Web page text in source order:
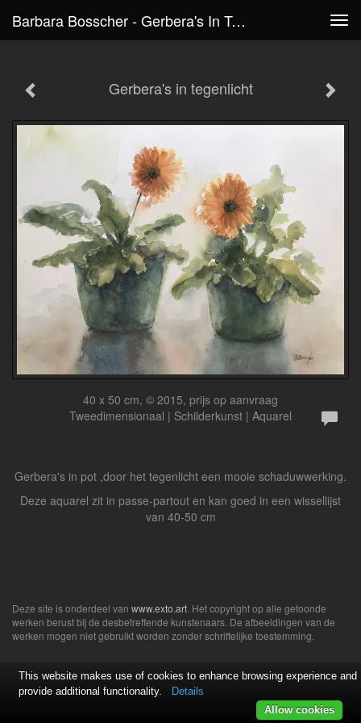
Barbara Bosscher - Gerbera's In Tegenlicht
Gerbera's in tegenlicht
40 x 50 cm, © 2015, prijs op aanvraag
Tweedimensionaal | Schilderkunst | Aquarel
Gerbera's in pot ,door het tegenlicht een mooie schaduwwerking.
Deze aquarel zit in passe-partout en kan goed in een wissellijst
van 40-50 cm
Deze site is onderdeel van www.exto.art . Het copyright op alle getoonde
werken berust bij de desbetreffende kunstenaars. De afbeeldingen van de
werken mogen niet gebruikt worden zonder schriftelijke toestemming.
This website makes use of cookies to enhance browsing experience and
provide additional functionality.
Details
Allow cookies